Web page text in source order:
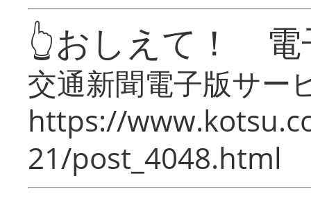
👆おしえて！ 電
交通新聞電子版サー
https://
21/post_4048.html